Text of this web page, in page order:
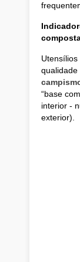
qualidade
“base
interior -
exterior).